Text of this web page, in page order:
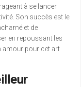
à se lancer
Son succès est le
et de
en repoussant les
amour pour cet art